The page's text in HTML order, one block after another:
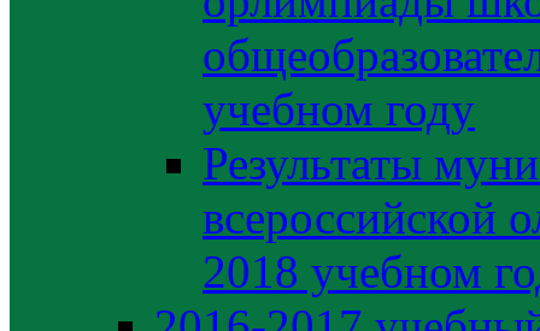
учебном году
Результаты
всероссийской
2018 учебном